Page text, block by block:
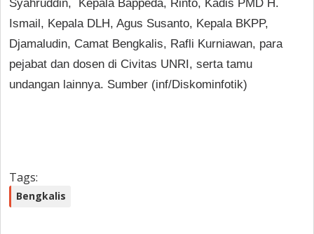
Syahruddin, Kepala Bappeda, Rinto, Kadis PMD H.
Ismail, Kepala DLH, Agus Susanto, Kepala BKPP,
Djamaludin, Camat Bengkalis, Rafli Kurniawan, para
pejabat dan dosen di Civitas UNRI, serta tamu
undangan lainnya. Sumber (inf/Diskominfotik)
Tags:
Bengkalis